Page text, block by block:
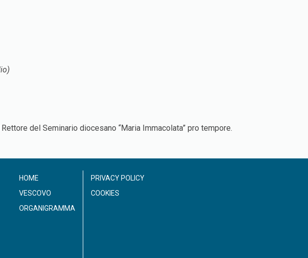
del Seminario diocesano “Maria Immacolata” pro tempore.
HOME
VESCOVO
ORGANIGRAMMA
PRIVACY POLICY
COOKIES